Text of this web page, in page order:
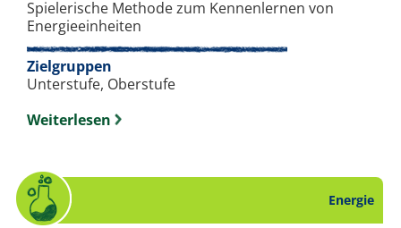
Spielerische Methode zum Kennenlernen von
Energieeinheiten
Zielgruppen
Unterstufe, Oberstufe
Weiterlesen
Energie